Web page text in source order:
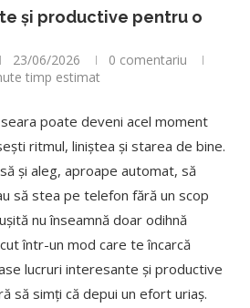
și productive pentru o
23/06/2026
0 comentariu
timp estimat
poate deveni acel moment
ritmul, liniștea și starea de bine.
și aleg, aproape automat, să
să stea pe telefon fără un scop
nu înseamnă doar odihnă
într-un mod care te încarcă
lucruri interesante și productive
să simți că depui un efort uriaș.